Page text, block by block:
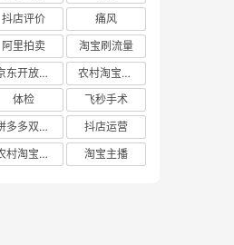
抖店评价
痛风
阿里拍卖
淘宝刷流量
京东开放平台
农村淘宝快递
体检
飞秒手术
拼多多双十二
抖店运营
农村淘宝店铺 淘宝主播